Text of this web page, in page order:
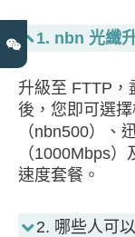
1. nbn 光纖
升級至 FTTP，
後，您即可選
（nbn500）、
（1000Mbps
速度套餐。
2. 哪些人可